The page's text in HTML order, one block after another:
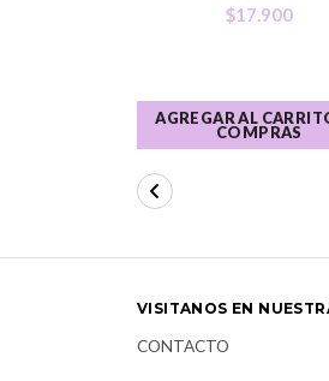
$17.900
AGREGAR AL
COMPRAS
VISITANOS EN
CONTACTO